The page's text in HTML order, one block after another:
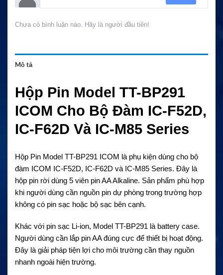
Chưa có bình luận nào. Hãy là người đầu tiên!
Mô tả
Hộp Pin Model TT-BP291
ICOM Cho Bộ Đàm IC-F52D,
IC-F62D Và IC-M85 Series
Hộp Pin Model TT-BP291 ICOM là phụ kiện dùng cho bộ
đàm ICOM IC-F52D, IC-F62D và IC-M85 Series. Đây là
hộp pin rời dùng 5 viên pin AA Alkaline. Sản phẩm phù hợp
khi người dùng cần nguồn pin dự phòng trong trường hợp
không có pin sạc hoặc bộ sạc bên cạnh.
Khác với pin sạc Li-ion, Model TT-BP291 là battery case.
Người dùng cần lắp pin AA đúng cực để thiết bị hoạt động.
Đây là giải pháp tiện lợi cho môi trường cần thay nguồn
nhanh ngoài hiện trường.